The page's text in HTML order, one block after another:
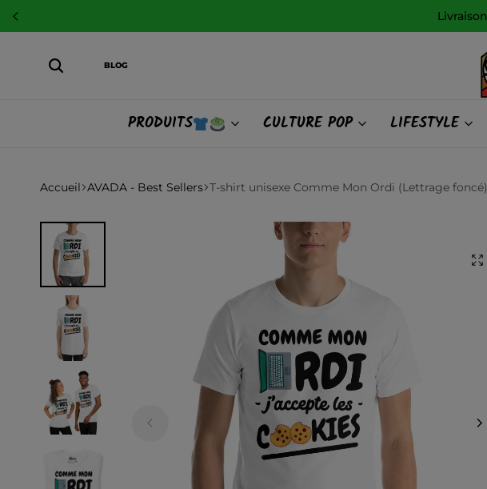
BLOG
PRODUITS CULTURE POP LIFESTYLE
Accueil AVADA - Best Sellers T-shirt unisexe Comme Mon Ordi (Lettrage foncé)